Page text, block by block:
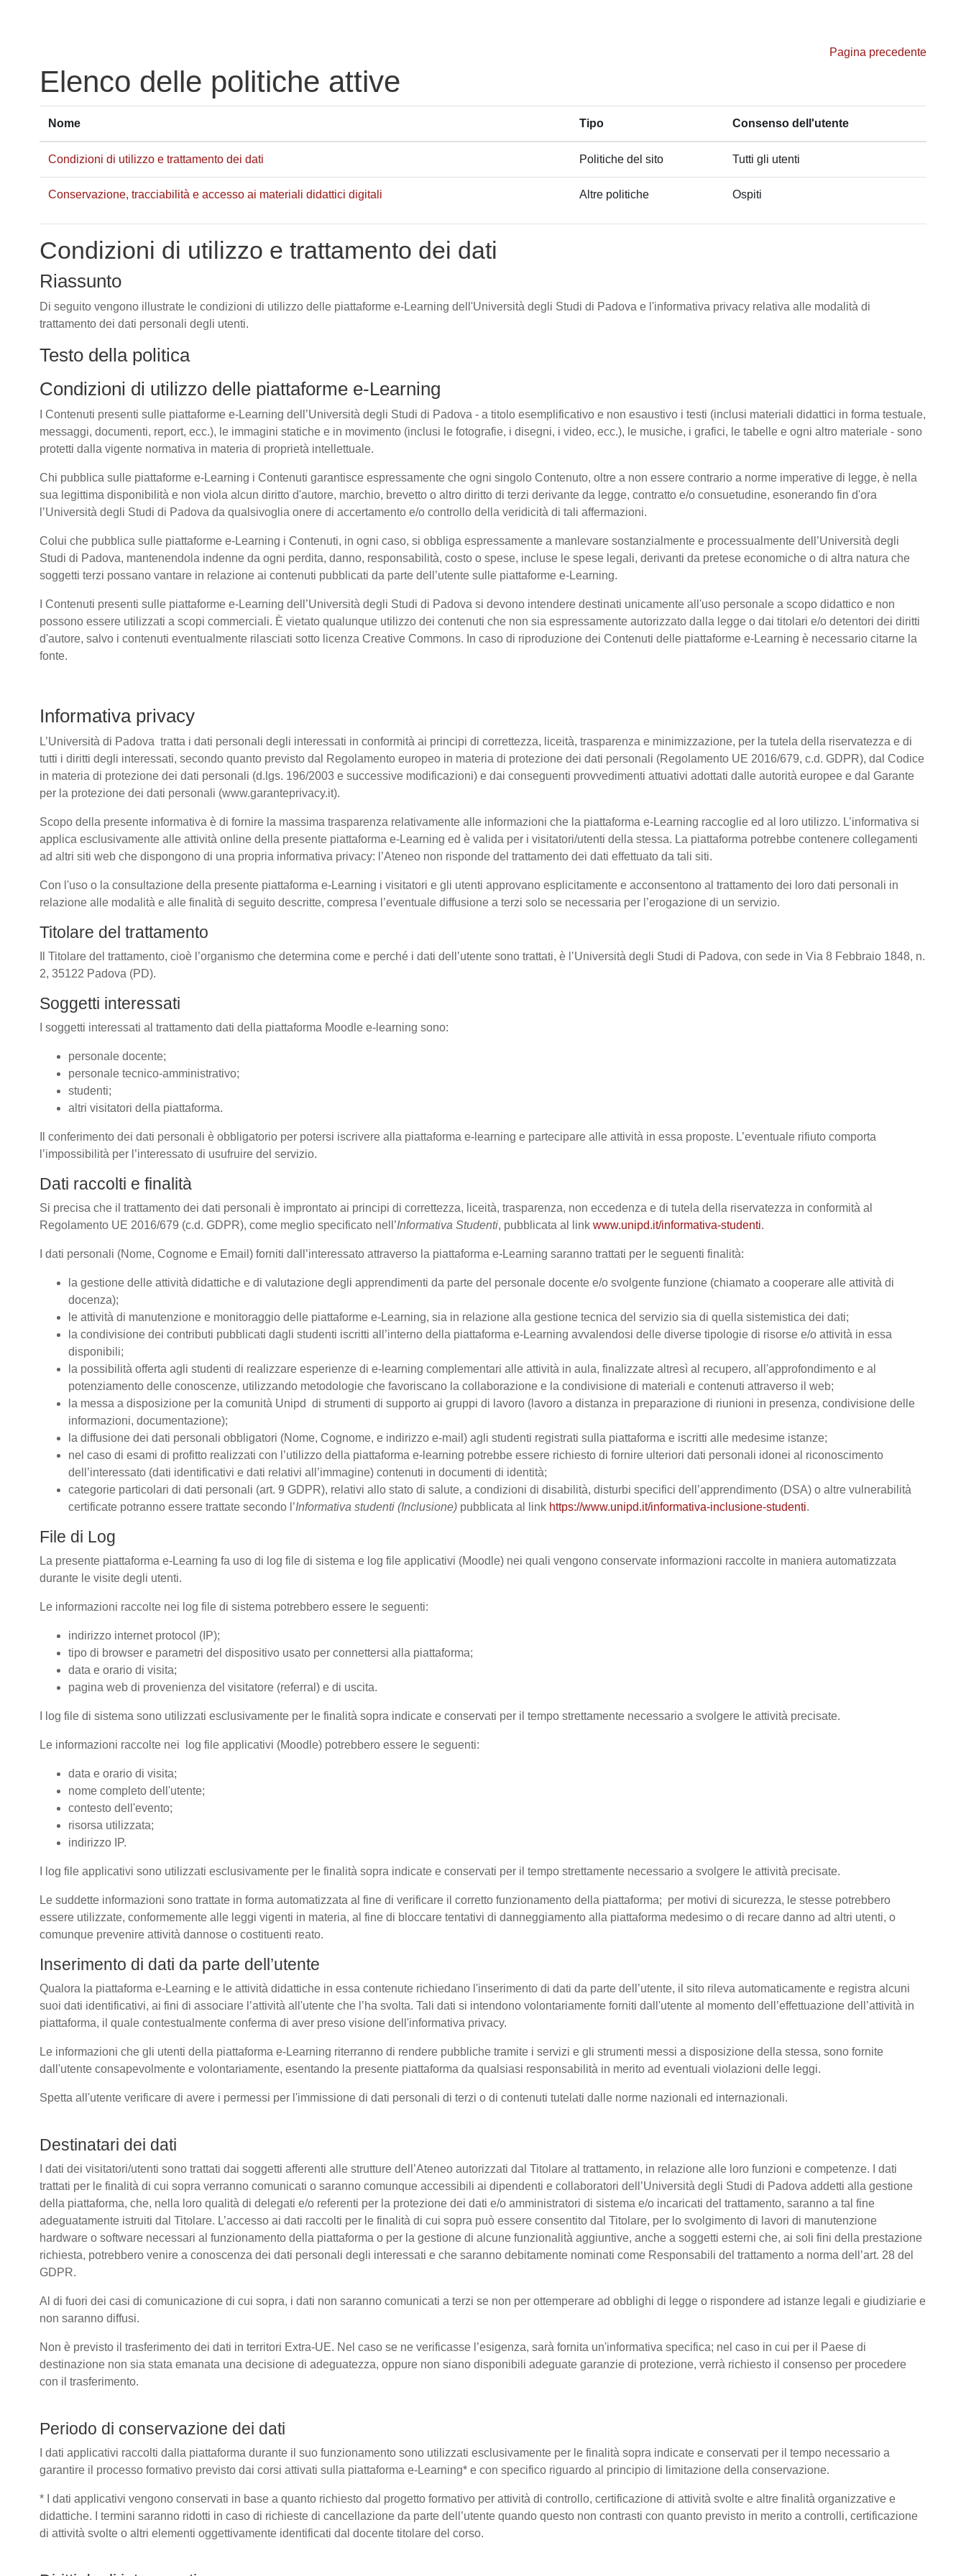
Pagina precedente
Elenco delle politiche attive
Nome Tipo Consenso dell'utente
Condizioni di utilizzo e trattamento dei dati Politiche del sito Tutti gli utenti
Conservazione, tracciabilità e accesso ai materiali didattici digitali Altre politiche Ospiti
Condizioni di utilizzo e trattamento dei dati
Riassunto
Di seguito vengono illustrate le condizioni di utilizzo delle piattaforme e-Learning dell'Università degli Studi di Padova e l'informativa privacy relativa alle modalità di
trattamento dei dati personali degli utenti.
Testo della politica
Condizioni di utilizzo delle piattaforme e-Learning
I Contenuti presenti sulle piattaforme e-Learning dell’Università degli Studi di Padova - a titolo esemplificativo e non esaustivo i testi (inclusi materiali didattici in forma testuale,
messaggi, documenti, report, ecc.), le immagini statiche e in movimento (inclusi le fotografie, i disegni, i video, ecc.), le musiche, i grafici, le tabelle e ogni altro materiale - sono
protetti dalla vigente normativa in materia di proprietà intellettuale.
Chi pubblica sulle piattaforme e-Learning i Contenuti garantisce espressamente che ogni singolo Contenuto, oltre a non essere contrario a norme imperative di legge, è nella
sua legittima disponibilità e non viola alcun diritto d'autore, marchio, brevetto o altro diritto di terzi derivante da legge, contratto e/o consuetudine, esonerando fin d'ora
l’Università degli Studi di Padova da qualsivoglia onere di accertamento e/o controllo della veridicità di tali affermazioni.
Colui che pubblica sulle piattaforme e-Learning i Contenuti, in ogni caso, si obbliga espressamente a manlevare sostanzialmente e processualmente dell’Università degli
Studi di Padova, mantenendola indenne da ogni perdita, danno, responsabilità, costo o spese, incluse le spese legali, derivanti da pretese economiche o di altra natura che
soggetti terzi possano vantare in relazione ai contenuti pubblicati da parte dell’utente sulle piattaforme e-Learning.
I Contenuti presenti sulle piattaforme e-Learning dell’Università degli Studi di Padova si devono intendere destinati unicamente all'uso personale a scopo didattico e non
possono essere utilizzati a scopi commerciali. È vietato qualunque utilizzo dei contenuti che non sia espressamente autorizzato dalla legge o dai titolari e/o detentori dei diritti
d'autore, salvo i contenuti eventualmente rilasciati sotto licenza Creative Commons. In caso di riproduzione dei Contenuti delle piattaforme e-Learning è necessario citarne la
fonte.
Informativa privacy
L’Università di Padova tratta i dati personali degli interessati in conformità ai principi di correttezza, liceità, trasparenza e minimizzazione, per la tutela della riservatezza e di
tutti i diritti degli interessati, secondo quanto previsto dal Regolamento europeo in materia di protezione dei dati personali (Regolamento UE 2016/679, c.d. GDPR), dal Codice
in materia di protezione dei dati personali (d.lgs. 196/2003 e successive modificazioni) e dai conseguenti provvedimenti attuativi adottati dalle autorità europee e dal Garante
per la protezione dei dati personali (www.garanteprivacy.it).
Scopo della presente informativa è di fornire la massima trasparenza relativamente alle informazioni che la piattaforma e-Learning raccoglie ed al loro utilizzo. L’informativa si
applica esclusivamente alle attività online della presente piattaforma e-Learning ed è valida per i visitatori/utenti della stessa. La piattaforma potrebbe contenere collegamenti
ad altri siti web che dispongono di una propria informativa privacy: l’Ateneo non risponde del trattamento dei dati effettuato da tali siti.
Con l'uso o la consultazione della presente piattaforma e-Learning i visitatori e gli utenti approvano esplicitamente e acconsentono al trattamento dei loro dati personali in
relazione alle modalità e alle finalità di seguito descritte, compresa l’eventuale diffusione a terzi solo se necessaria per l’erogazione di un servizio.
Titolare del trattamento
Il Titolare del trattamento, cioè l’organismo che determina come e perché i dati dell’utente sono trattati, è l’Università degli Studi di Padova, con sede in Via 8 Febbraio 1848, n.
2, 35122 Padova (PD).
Soggetti interessati
I soggetti interessati al trattamento dati della piattaforma Moodle e-learning sono:
personale docente;
personale tecnico-amministrativo;
studenti;
altri visitatori della piattaforma.
Il conferimento dei dati personali è obbligatorio per potersi iscrivere alla piattaforma e-learning e partecipare alle attività in essa proposte. L’eventuale rifiuto comporta
l’impossibilità per l’interessato di usufruire del servizio.
Dati raccolti e finalità
Si precisa che il trattamento dei dati personali è improntato ai principi di correttezza, liceità, trasparenza, non eccedenza e di tutela della riservatezza in conformità al
Regolamento UE 2016/679 (c.d. GDPR), come meglio specificato nell’Informativa Studenti, pubblicata al link www.unipd.it/informativa-studenti.
I dati personali (Nome, Cognome e Email) forniti dall’interessato attraverso la piattaforma e-Learning saranno trattati per le seguenti finalità:
la gestione delle attività didattiche e di valutazione degli apprendimenti da parte del personale docente e/o svolgente funzione (chiamato a cooperare alle attività di
docenza);
le attività di manutenzione e monitoraggio delle piattaforme e-Learning, sia in relazione alla gestione tecnica del servizio sia di quella sistemistica dei dati;
la condivisione dei contributi pubblicati dagli studenti iscritti all’interno della piattaforma e-Learning avvalendosi delle diverse tipologie di risorse e/o attività in essa
disponibili;
la possibilità offerta agli studenti di realizzare esperienze di e-learning complementari alle attività in aula, finalizzate altresì al recupero, all'approfondimento e al
potenziamento delle conoscenze, utilizzando metodologie che favoriscano la collaborazione e la condivisione di materiali e contenuti attraverso il web;
la messa a disposizione per la comunità Unipd di strumenti di supporto ai gruppi di lavoro (lavoro a distanza in preparazione di riunioni in presenza, condivisione delle
informazioni, documentazione);
la diffusione dei dati personali obbligatori (Nome, Cognome, e indirizzo e-mail) agli studenti registrati sulla piattaforma e iscritti alle medesime istanze;
nel caso di esami di profitto realizzati con l’utilizzo della piattaforma e-learning potrebbe essere richiesto di fornire ulteriori dati personali idonei al riconoscimento
dell’interessato (dati identificativi e dati relativi all’immagine) contenuti in documenti di identità;
categorie particolari di dati personali (art. 9 GDPR), relativi allo stato di salute, a condizioni di disabilità, disturbi specifici dell’apprendimento (DSA) o altre vulnerabilità
certificate potranno essere trattate secondo l’Informativa studenti (Inclusione) pubblicata al link https://www.unipd.it/informativa-inclusione-studenti.
File di Log
La presente piattaforma e-Learning fa uso di log file di sistema e log file applicativi (Moodle) nei quali vengono conservate informazioni raccolte in maniera automatizzata
durante le visite degli utenti.
Le informazioni raccolte nei log file di sistema potrebbero essere le seguenti:
indirizzo internet protocol (IP);
tipo di browser e parametri del dispositivo usato per connettersi alla piattaforma;
data e orario di visita;
pagina web di provenienza del visitatore (referral) e di uscita.
I log file di sistema sono utilizzati esclusivamente per le finalità sopra indicate e conservati per il tempo strettamente necessario a svolgere le attività precisate.
Le informazioni raccolte nei log file applicativi (Moodle) potrebbero essere le seguenti:
data e orario di visita;
nome completo dell'utente;
contesto dell'evento;
risorsa utilizzata;
indirizzo IP.
I log file applicativi sono utilizzati esclusivamente per le finalità sopra indicate e conservati per il tempo strettamente necessario a svolgere le attività precisate.
Le suddette informazioni sono trattate in forma automatizzata al fine di verificare il corretto funzionamento della piattaforma; per motivi di sicurezza, le stesse potrebbero
essere utilizzate, conformemente alle leggi vigenti in materia, al fine di bloccare tentativi di danneggiamento alla piattaforma medesimo o di recare danno ad altri utenti, o
comunque prevenire attività dannose o costituenti reato.
Inserimento di dati da parte dell’utente
Qualora la piattaforma e-Learning e le attività didattiche in essa contenute richiedano l'inserimento di dati da parte dell’utente, il sito rileva automaticamente e registra alcuni
suoi dati identificativi, ai fini di associare l’attività all'utente che l’ha svolta. Tali dati si intendono volontariamente forniti dall'utente al momento dell’effettuazione dell’attività in
piattaforma, il quale contestualmente conferma di aver preso visione dell'informativa privacy.
Le informazioni che gli utenti della piattaforma e-Learning riterranno di rendere pubbliche tramite i servizi e gli strumenti messi a disposizione della stessa, sono fornite
dall'utente consapevolmente e volontariamente, esentando la presente piattaforma da qualsiasi responsabilità in merito ad eventuali violazioni delle leggi.
Spetta all'utente verificare di avere i permessi per l'immissione di dati personali di terzi o di contenuti tutelati dalle norme nazionali ed internazionali.
Destinatari dei dati
I dati dei visitatori/utenti sono trattati dai soggetti afferenti alle strutture dell’Ateneo autorizzati dal Titolare al trattamento, in relazione alle loro funzioni e competenze. I dati
trattati per le finalità di cui sopra verranno comunicati o saranno comunque accessibili ai dipendenti e collaboratori dell’Università degli Studi di Padova addetti alla gestione
della piattaforma, che, nella loro qualità di delegati e/o referenti per la protezione dei dati e/o amministratori di sistema e/o incaricati del trattamento, saranno a tal fine
adeguatamente istruiti dal Titolare. L’accesso ai dati raccolti per le finalità di cui sopra può essere consentito dal Titolare, per lo svolgimento di lavori di manutenzione
hardware o software necessari al funzionamento della piattaforma o per la gestione di alcune funzionalità aggiuntive, anche a soggetti esterni che, ai soli fini della prestazione
richiesta, potrebbero venire a conoscenza dei dati personali degli interessati e che saranno debitamente nominati come Responsabili del trattamento a norma dell’art. 28 del
GDPR.
Al di fuori dei casi di comunicazione di cui sopra, i dati non saranno comunicati a terzi se non per ottemperare ad obblighi di legge o rispondere ad istanze legali e giudiziarie e
non saranno diffusi.
Non è previsto il trasferimento dei dati in territori Extra-UE. Nel caso se ne verificasse l’esigenza, sarà fornita un'informativa specifica; nel caso in cui per il Paese di
destinazione non sia stata emanata una decisione di adeguatezza, oppure non siano disponibili adeguate garanzie di protezione, verrà richiesto il consenso per procedere
con il trasferimento.
Periodo di conservazione dei dati
I dati applicativi raccolti dalla piattaforma durante il suo funzionamento sono utilizzati esclusivamente per le finalità sopra indicate e conservati per il tempo necessario a
garantire il processo formativo previsto dai corsi attivati sulla piattaforma e-Learning* e con specifico riguardo al principio di limitazione della conservazione.
* I dati applicativi vengono conservati in base a quanto richiesto dal progetto formativo per attività di controllo, certificazione di attività svolte e altre finalità organizzative e
didattiche. I termini saranno ridotti in caso di richieste di cancellazione da parte dell’utente quando questo non contrasti con quanto previsto in merito a controlli, certificazione
di attività svolte o altri elementi oggettivamente identificati dal docente titolare del corso.